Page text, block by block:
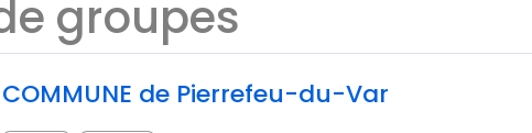
groupes
COMMUNE de Pierrefeu-du-Var